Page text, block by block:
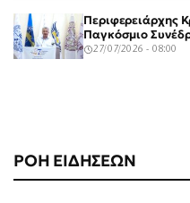
ΡΟΗ ΕΙΔΗΣΕΩΝ
Περιφερειάρχης
Παγκόσμιο
27/07/2026 - 08:00